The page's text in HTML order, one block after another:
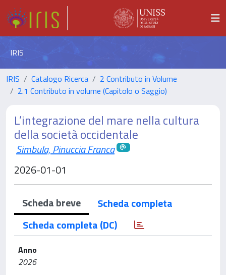
IRIS
IRIS Catalogo Ricerca
2 Contributo in Volume
2.1 Contributo in volume (Capitolo o Saggio)
L’integrazione del mare nella cultura
della società occidentale
Simbula, Pinuccia Franca
2026-01-01
Scheda breve
Scheda completa
Scheda completa (DC)
Anno
2026